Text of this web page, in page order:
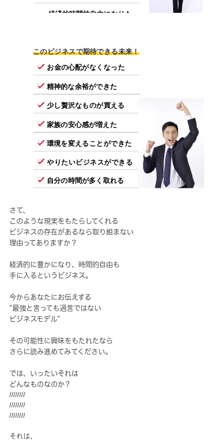
経済的時間的自由になりた
このビジネスで期待できる未来！
お金の心配がなくなった
精神的な余裕ができた
少し贅沢なものが買える
家族の安心感が増えた
環境を変えることができた
やりたいビジネスができる
自分の時間が多く取れる
さて、
このような現実をもたらしてくれる
ビジネスの存在があるなら取り組まない
理由ってありますか？
経済的に豊かになり、時間的自由も
手に入るというビジネス。
今からあなたにお伝えする
”最強と言っても過言ではない
ビジネスモデル”
その可能性に興味をもたれたなら
さらに読み進めてみてください。
では、いったいそれは
どんなものなのか？
////////
////////
////////
それは、